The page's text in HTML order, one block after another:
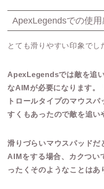
ApexLegendsでの使用
とても滑りやすい印象でし
ApexLegendsでは敵を追
なAIMが必要になります
トロールタイプのマウス
すくもあったので敵を追い
滑りづらいマウスパッドだ
AIMをする場合、カクつい
ったくそのようなことはあ